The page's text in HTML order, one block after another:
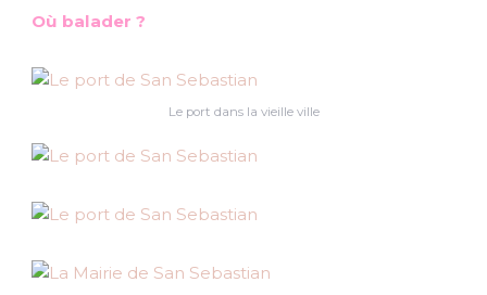
Où balader ?
Le port dans la vieille ville